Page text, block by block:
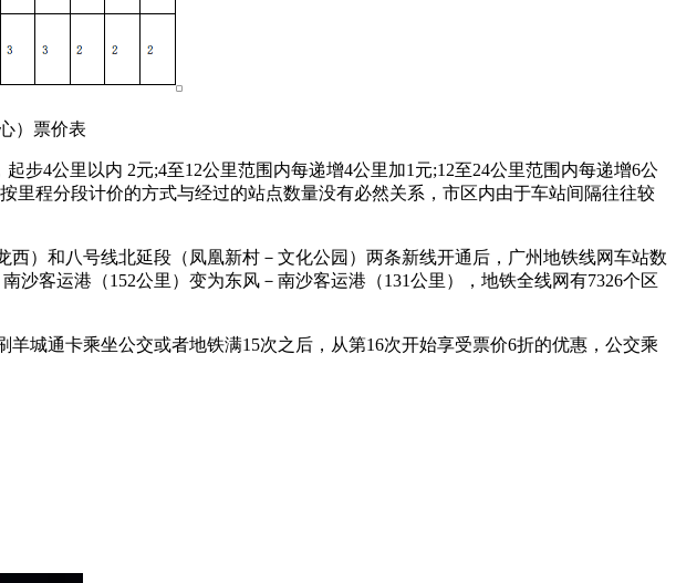
）票价表
步4公里以内 2元;4至12公里范围内每递增4公里加1元;12至24公里范围内每递增6公
里程分段计价的方式与经过的站点数量没有必然关系，市区内由于车站间隔往往较
）和八号线北延段（凤凰新村－文化公园）两条新线开通后，广州地铁线网车站数
沙客运港（152公里）变为东风－南沙客运港（131公里），地铁全线网有7326个区
城通卡乘坐公交或者地铁满15次之后，从第16次开始享受票价6折的优惠，公交乘